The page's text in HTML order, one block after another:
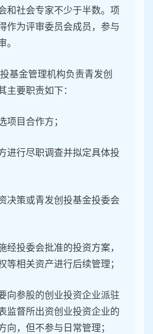
和社会专家不少于半数。项
作为评审委员会成员，参与
。
基金管理机构负责青发创
主要职责如下：
项目合作方；
进行尽职调查并拟定具体投
决策或青发创投基金投委会
经投委会批准的投资方案，
等相关资产进行后续管理；
向参股的创业投资企业派驻
监督所出资创业投资企业的
向，但不参与日常管理；